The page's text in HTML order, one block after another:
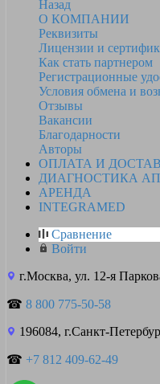
Назад
О КОМПАНИИ
Реквизиты
Лицензии и
Как стать партнером
Регистрационные
Условия обмена и
Отзывы
Вакансии
Благодарности
Авторы
ОПЛАТА И
ДИАГНОСТИКА
АРЕНДА
INTEGRAMED
Сравнение
Войти
г.Москва, ул. 12-я
☎ 8 800 775-50-58
196084, г.Санкт-
☎ +7 812 409-62-49